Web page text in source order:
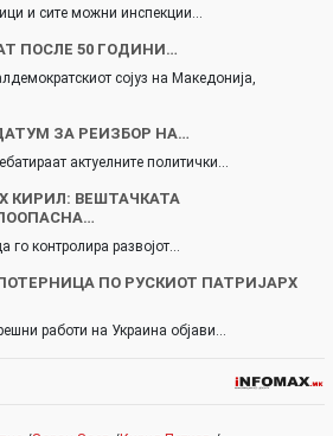
и сите можни инспекции…
ПОСЛЕ 50 ГОДИНИ…
сојуз на Македонија,
ЗА РЕИЗБОР НА…
актуелните политички…
КИРИЛ: ВЕШТАЧКАТА
го контролира развојот…
ПО РУСКИОТ ПАТРИЈАРХ
работи на Украина објави…